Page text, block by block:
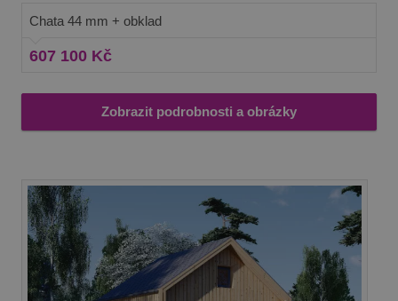
vzhled.
Chata 44 mm + obklad
607 100 Kč
Zobrazit podrobnosti a obrázky